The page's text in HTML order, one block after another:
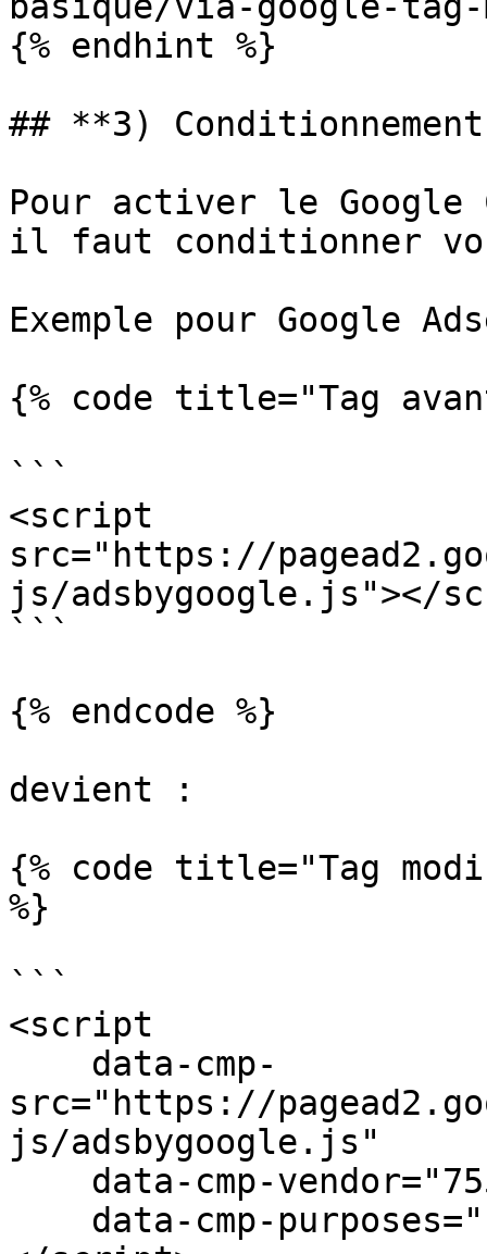
{% endhint %}
## **3)
Pour activer le Google
il faut conditionner
Exemple pour Google
{% code title="Tag
```
<script
src="https://
js/adsbygoogle.js"></
```
{% endcode %}
devient :
{% code title="Tag
%}
```
<script
src="https://
js/adsbygoogle.js"